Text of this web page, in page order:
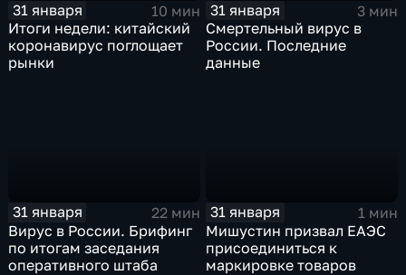
31 января
10 мин
Итоги недели: китайский
коронавирус поглощает
рынки
31 января
3 мин
Смертельный вирус в
России. Последние
данные
31 января
22 мин
Вирус в России. Брифинг
по итогам заседания
оперативного штаба
31 января
1 мин
Мишустин призвал ЕАЭС
присоединиться к
маркировке товаров